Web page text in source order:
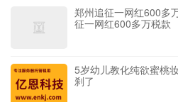
郑州追征一网红600多
征一网红600多万税款
5岁幼儿教化纯欲蜜桃
刹了